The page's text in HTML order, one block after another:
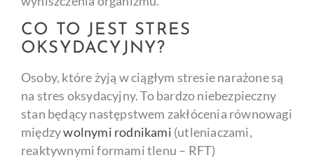
CO TO JEST STRES
OKSYDACYJNY?
Osoby, które żyją w ciągłym stresie narażone są
na stres oksydacyjny. To bardzo niebezpieczny
stan będący następstwem zakłócenia równowagi
międzywolnymi rodnikami (utleniaczami,
reaktywnymi formami tlenu – RFT)